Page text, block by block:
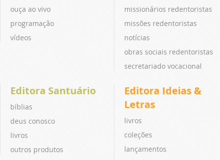
ouça ao vivo
programação
vídeos
missionários redentoristas
missões redentoristas
notícias
obras sociais redentoristas
secretariado vocacional
Editora Santuário
bíblias
deus conosco
livros
outros produtos
Editora Ideias &
Letras
livros
coleções
lançamentos